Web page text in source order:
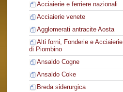
Acciaierie e ferriere nazionali
Acciaierie venete
Agglomerati antracite Aosta
Alti forni, Fonderie e Acciaierie
di Piombino
Ansaldo Cogne
Ansaldo Coke
Breda siderurgica